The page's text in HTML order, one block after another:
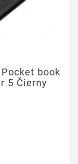
book
5 Čierny